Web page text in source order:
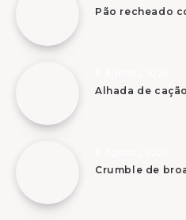
Pão recheado
Alhada de cação
Crumble de